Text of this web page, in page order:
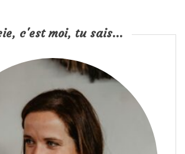
c'est moi, tu sais...